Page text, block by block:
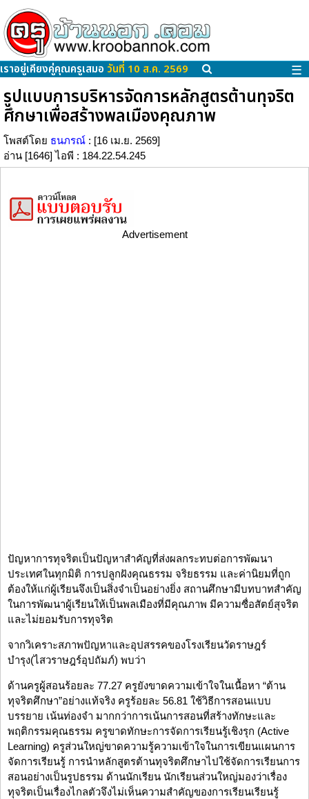
เราอยู่เคียงคู่คุณครูเสมอ วันที่ 10 ส.ค. 2569 ☰
รูปแบบการบริหารจัดการหลักสูตรต้านทุจริต
ศึกษาเพื่อสร้างพลเมืองคุณภาพ
โพสต์โดย ธนภรณ์ : [16 เม.ย. 2569]
อ่าน [1646] ไอพี : 184.22.54.245
Advertisement
ปัญหาการทุจริตเป็นปัญหาสำคัญที่ส่งผลกระทบต่อการพัฒนา
ประเทศในทุกมิติ การปลูกฝังคุณธรรม จริยธรรม และค่านิยมที่ถูก
ต้องให้แก่ผู้เรียนจึงเป็นสิ่งจำเป็นอย่างยิ่ง สถานศึกษามีบทบาทสำคัญ
ในการพัฒนาผู้เรียนให้เป็นพลเมืองที่มีคุณภาพ มีความซื่อสัตย์สุจริต
และไม่ยอมรับการทุจริต
จากวิเคราะสภาพปัญหาและอุปสรรคของโรงเรียนวัดราษฎร์
บำรุง(ไสวราษฎร์อุปถัมภ์) พบว่า
ด้านครูผู้สอนร้อยละ 77.27 ครูยังขาดความเข้าใจในเนื้อหา “ต้าน
ทุจริตศึกษา”อย่างแท้จริง ครูร้อยละ 56.81 ใช้วิธีการสอนแบบ
บรรยาย เน้นท่องจำ มากกว่าการเน้นการสอนที่สร้างทักษะและ
พฤติกรรมคุณธรรม ครูขาดทักษะการจัดการเรียนรู้เชิงรุก (Active
Learning) ครูส่วนใหญ่ขาดความรู้ความเข้าใจในการเขียนแผนการ
จัดการเรียนรู้ การนำหลักสูตรต้านทุจริตศึกษาไปใช้จัดการเรียนการ
สอนอย่างเป็นรูปธรรม ด้านนักเรียน นักเรียนส่วนใหญ่มองว่าเรื่อง
ทุจริตเป็นเรื่องไกลตัวจึงไม่เห็นความสำคัญของการเรียนเรียนรู้